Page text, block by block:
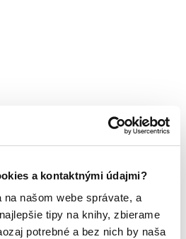
a kontaktnými údajmi?
našom webe správate, a
tipy na knihy, zbierame
potrebné a bez nich by naša
predpredaj
pripravujeme
(0 titulov)
dostupná (bez